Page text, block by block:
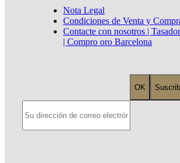
Nota Legal
Condiciones de Venta y
Contacte con nosotros |
| Compro oro Barcelona